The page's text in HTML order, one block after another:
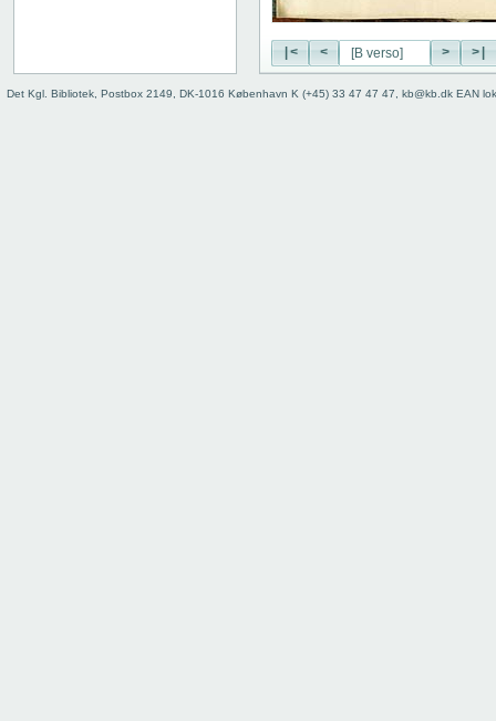
|< < > >|
Det Kgl. Bibliotek, Postbox 2149, DK-1016 København K (+45) 33 47 47 47, kb@kb.dk EAN